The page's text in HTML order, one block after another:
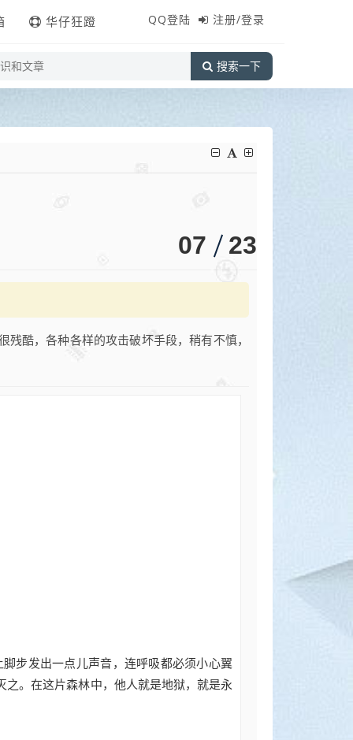
华仔狂蹬 QQ登陆 注册/登录
搜索一下
07 23
残酷，各种各样的攻击破坏手段，稍有不慎，
步发出一点儿声音，连呼吸都必须小心翼
。在这片森林中，他人就是地狱，就是永